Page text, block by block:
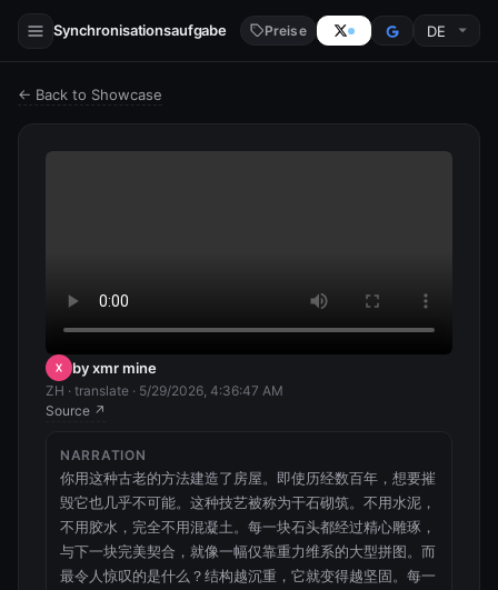
Synchronisationsaufgabe Preise
← Back to Showcase
by xmr mine
ZH · translate · 5/29/2026, 4:36:47 AM
Source ↗
NARRATION
你用这种古老的方法建造了房屋。即使历经数百年，想要摧
毁它也几乎不可能。这种技艺被称为干石砌筑。不用水泥，
不用胶水，完全不用混凝土。每一块石头都经过精心雕琢，
与下一块完美契合，就像一幅仅靠重力维系的大型拼图。而
最令人惊叹的是什么？结构越沉重，它就变得越坚固。每一